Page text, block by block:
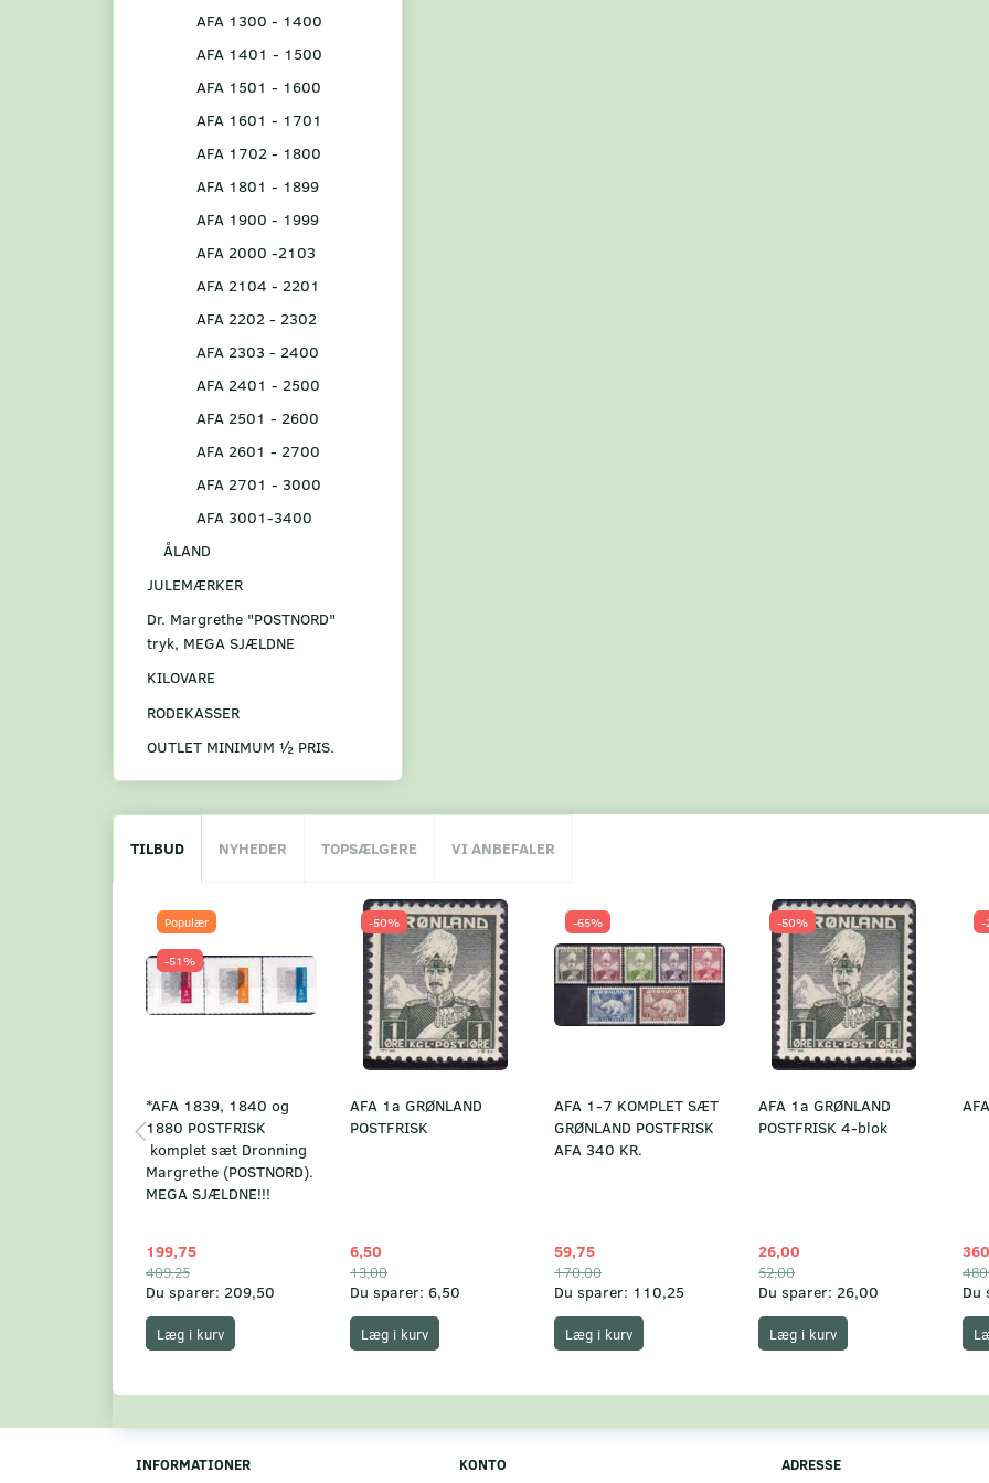
AFA 1300 - 1400
AFA 1401 - 1500
AFA 1501 - 1600
AFA 1601 - 1701
AFA 1702 - 1800
AFA 1801 - 1899
AFA 1900 - 1999
AFA 2000 -2103
AFA 2104 - 2201
AFA 2202 - 2302
AFA 2303 - 2400
AFA 2401 - 2500
AFA 2501 - 2600
AFA 2601 - 2700
AFA 2701 - 3000
AFA 3001-3400
ÅLAND
JULEMÆRKER
Dr. Margrethe "POSTNORD"
tryk, MEGA SJÆLDNE
KILOVARE
RODEKASSER
OUTLET MINIMUM ½ PRIS.
TILBUD NYHEDER TOPSÆLGERE VI ANBEFALER
Populær
-51%
*AFA 1839, 1840 og
1880 POSTFRISK
komplet sæt Dronning
Margrethe (POSTNORD).
MEGA SJÆLDNE!!!
199,75
409,25
Du sparer: 209,50
Læg i kurv
-50%
AFA 1a GRØNLAND
POSTFRISK
6,50
13,00
Du sparer: 6,50
Læg i kurv
-65%
AFA 1-7 KOMPLET SÆT
GRØNLAND POSTFRISK
AFA 340 KR.
59,75
170,00
Du sparer: 110,25
Læg i kurv
-50%
AFA 1a GRØNLAND
POSTFRISK 4-blok
26,00
52,00
Du sparer: 26,00
Læg i kurv
-
Du
INFORMATIONER KONTO ADRESSE